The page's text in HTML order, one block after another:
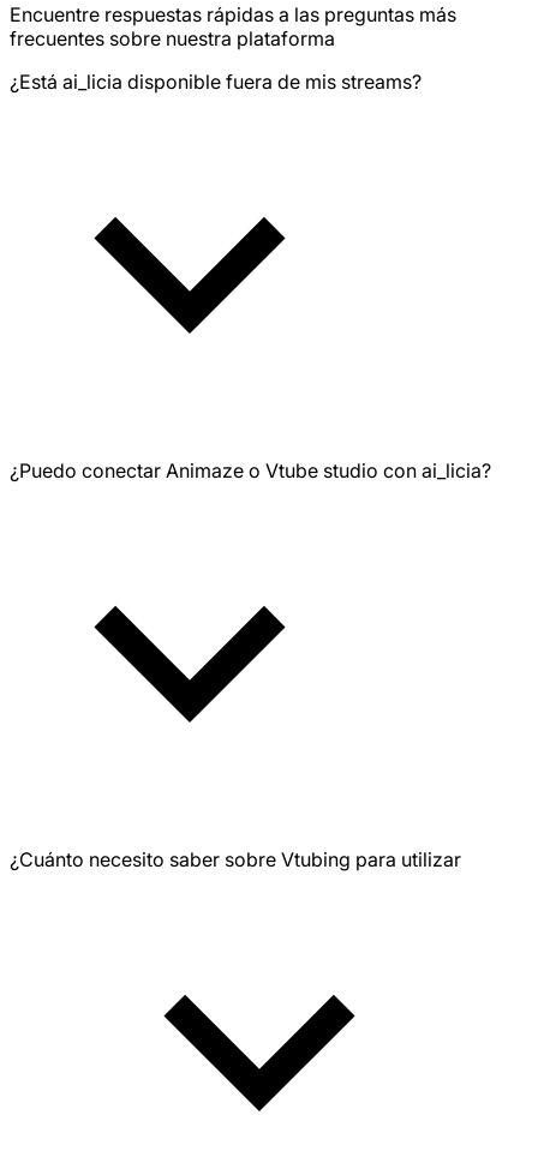
Encuentre respuestas rápidas a las preguntas más
frecuentes sobre nuestra plataforma
¿Está ai_licia disponible fuera de mis streams?
¿Puedo conectar Animaze o Vtube studio con ai_licia?
¿Cuánto necesito saber sobre Vtubing para utilizar